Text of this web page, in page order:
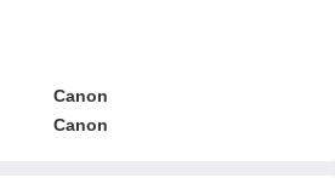
Canon
Canon